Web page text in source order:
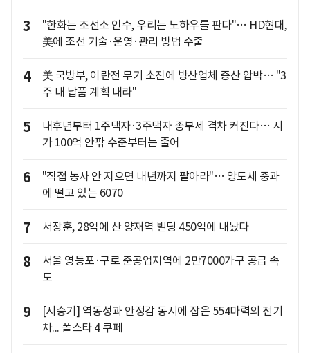
3
"한화는 조선소 인수, 우리는 노하우를 판다"… HD현대,
美에 조선 기술·운영·관리 방법 수출
4
美 국방부, 이란전 무기 소진에 방산업체 증산 압박… "3
주 내 납품 계획 내라"
5
내후년부터 1주택자·3주택자 종부세 격차 커진다… 시
가 100억 안팎 수준부터는 줄어
6
"직접 농사 안 지으면 내년까지 팔아라"… 양도세 중과
에 떨고 있는 6070
7 서장훈, 28억에 산 양재역 빌딩 450억에 내놨다
8
서울 영등포·구로 준공업지역에 2만7000가구 공급 속
도
9
[시승기] 역동성과 안정감 동시에 잡은 554마력의 전기
차... 폴스타 4 쿠페